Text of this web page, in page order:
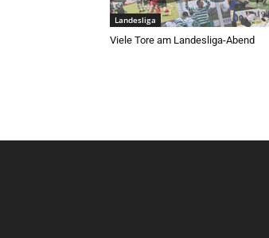
Landesliga
Viele Tore am Landesliga-Abend